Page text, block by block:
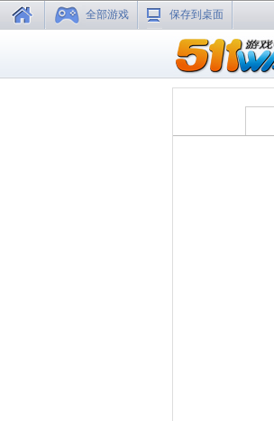
全部游戏 保存到桌面